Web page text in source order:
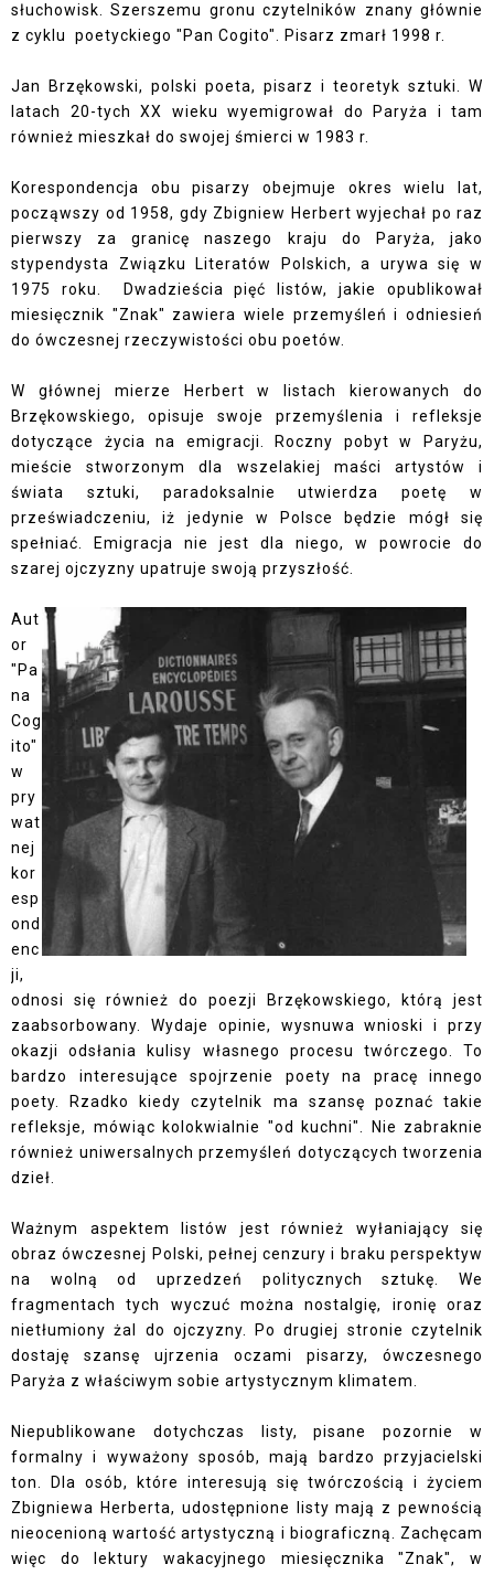
słuchowisk. Szerszemu gronu czytelników znany głównie
z cyklu
poetyckiego "Pan Cogito". Pisarz zmarł 1998 r.
Jan Brzękowski, polski poeta, pisarz i teoretyk sztuki. W
latach 20-tych XX wieku wyemigrował do Paryża i tam
również mieszkał do swojej śmierci w 1983 r.
Korespondencja obu pisarzy obejmuje okres wielu lat,
począwszy od 1958, gdy Zbigniew Herbert wyjechał po raz
pierwszy za granicę naszego kraju do Paryża, jako
stypendysta Związku Literatów Polskich, a urywa się w
1975 roku.
Dwadzieścia pięć listów, jakie opublikował
miesięcznik "Znak" zawiera wiele przemyśleń i odniesień
do ówczesnej rzeczywistości obu poetów.
W głównej mierze Herbert w listach kierowanych do
Brzękowskiego, opisuje swoje przemyślenia i refleksje
dotyczące życia na emigracji. Roczny pobyt w Paryżu,
mieście stworzonym dla wszelakiej maści artystów i
świata sztuki, paradoksalnie utwierdza poetę w
przeświadczeniu, iż jedynie w Polsce będzie mógł się
spełniać. Emigracja nie jest dla niego, w powrocie do
szarej ojczyzny upatruje swoją przyszłość.
Aut
or
"Pa
na
Cog
ito"
w
pry
wat
nej
kor
esp
ond
enc
ji,
odnosi się również do poezji Brzękowskiego, którą jest
zaabsorbowany. Wydaje opinie, wysnuwa wnioski i przy
okazji odsłania kulisy własnego procesu twórczego. To
bardzo interesujące spojrzenie poety na pracę innego
poety. Rzadko kiedy czytelnik ma szansę poznać takie
refleksje, mówiąc kolokwialnie "od kuchni". Nie zabraknie
również uniwersalnych przemyśleń dotyczących tworzenia
dzieł.
Ważnym aspektem listów jest również wyłaniający się
obraz ówczesnej Polski, pełnej cenzury i braku perspektyw
na wolną od uprzedzeń politycznych sztukę. We
fragmentach tych wyczuć można nostalgię, ironię oraz
nietłumiony żal do ojczyzny. Po drugiej stronie czytelnik
dostaję szansę ujrzenia oczami pisarzy, ówczesnego
Paryża z właściwym sobie artystycznym klimatem.
Niepublikowane dotychczas listy, pisane pozornie w
formalny i wyważony sposób, mają bardzo przyjacielski
ton. Dla osób, które interesują się twórczością i życiem
Zbigniewa Herberta, udostępnione listy mają z pewnością
nieocenioną wartość artystyczną i biograficzną. Zachęcam
więc do lektury wakacyjnego miesięcznika "Znak", w